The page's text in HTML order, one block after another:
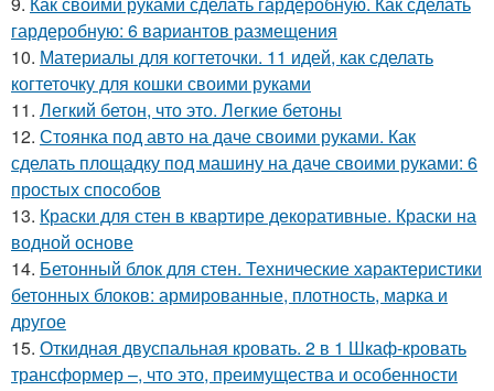
гардеробную: 6 вариантов размещения
10. Материалы для когтеточки. 11 идей, как сделать
когтеточку для кошки своими руками
11. Легкий бетон, что это. Легкие бетоны
12. Стоянка под авто на даче своими руками. Как
сделать площадку под машину на даче своими руками: 6
простых способов
13. Краски для стен в квартире декоративные. Краски на
водной основе
14. Бетонный блок для стен. Технические характеристики
бетонных блоков: армированные, плотность, марка и
другое
15. Откидная двуспальная кровать. 2 в 1 Шкаф-кровать
трансформер –, что это, преимущества и особенности